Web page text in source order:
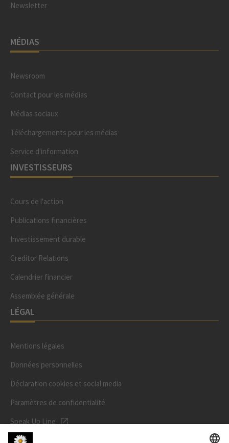
Newsletter
MÉDIAS
Newsroom
Contact pour les médias
Médias sociaux
Téléchargements pour les médias
Service d'information
INVESTISSEURS
Cours de l'action
Publications financières
Investissement durable
Creditor Relations
Calendrier financier
Assemblée générale
LÉGAL
Mentions légales
Données personnelles
Déclaration cookies et social media
Paramètres de confidentialité
Speak Up Line
PRIX DE L'ACTION